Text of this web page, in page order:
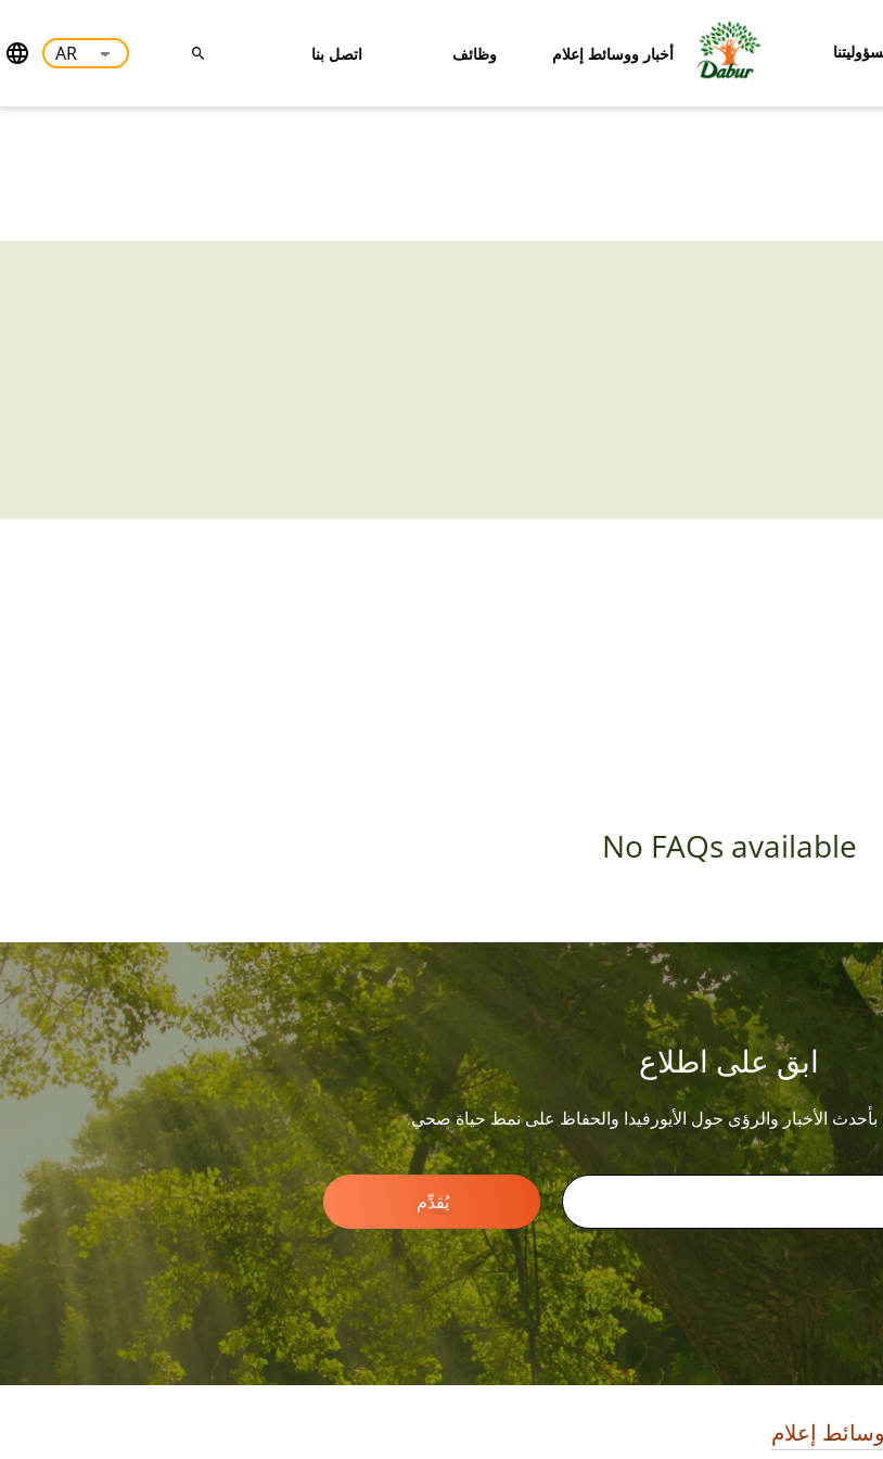
أخبار ووسائط إعلام وظائف اتصل بنا
No FAQs available
ابق على اطلاع
الأخبار والرؤى حول الأيورفيدا والحفاظ على نمط حياة صحي.
يُقدِّم
إعلام